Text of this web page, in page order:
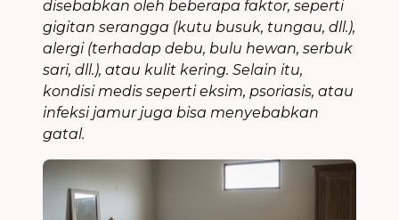
disebabkan oleh beberapa faktor, seperti
gigitan serangga (kutu busuk, tungau, dll.),
alergi (terhadap debu, bulu hewan, serbuk
sari, dll.), atau kulit kering. Selain itu,
kondisi medis seperti eksim, psoriasis, atau
infeksi jamur juga bisa menyebabkan
gatal.